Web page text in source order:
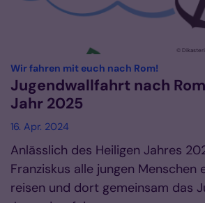
©
Wir fahren mit euch nach Rom!
Jugendwallfahrt nach
Jahr 2025
16. Apr. 2024
Anlässlich des Heiligen Jahres
Franziskus alle jungen Menschen
reisen und dort gemeinsam das